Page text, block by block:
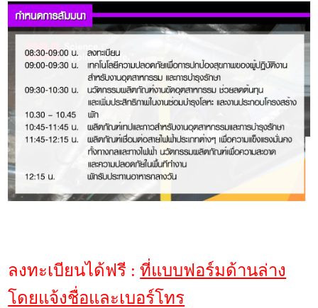
ลงทะเบียนได้ฟรี :ที่แบบฟอร์มด้านล่าง
โดยแจ้งชื่อและเบอร์โทร